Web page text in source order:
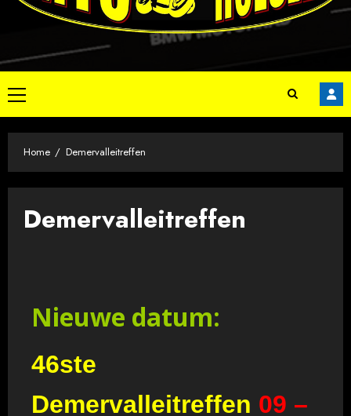
Home Demervalleitreffen
Demervalleitreffen
Nieuwe datum:
46ste
Demervalleitreffen 09 –